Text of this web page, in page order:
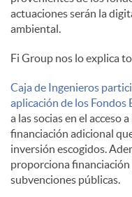
actuaciones serán la
ambiental.
Fi Group nos lo explica
Caja de Ingenieros
aplicación de los Fondos
a las socias en el acceso
financiación adicional
inversión escogidos.
proporciona financiación
subvenciones públicas.